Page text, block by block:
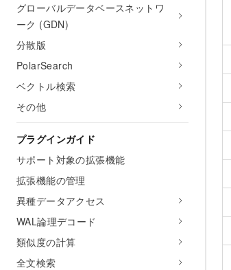
グローバルデータベースネットワ
ーク (GDN)
分散版
PolarSearch
ベクトル検索
その他
プラグインガイド
サポート対象の拡張機能
拡張機能の管理
異種データアクセス
WAL論理デコード
類似度の計算
全文検索